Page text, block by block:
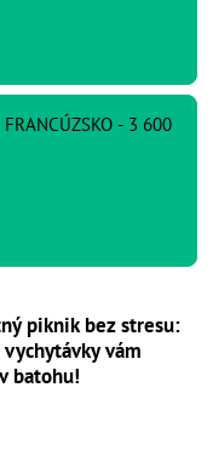
FRANCÚZSKO - 3 600
piknik bez stresu:
vám
batohu!